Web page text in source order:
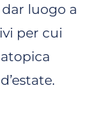
luogo a
per cui